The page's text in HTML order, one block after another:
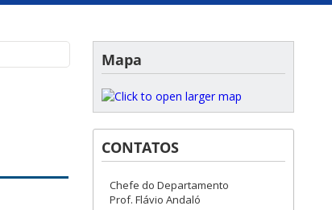
Mapa
CONTATOS
Chefe do Departamento
Prof. Flávio Andaló